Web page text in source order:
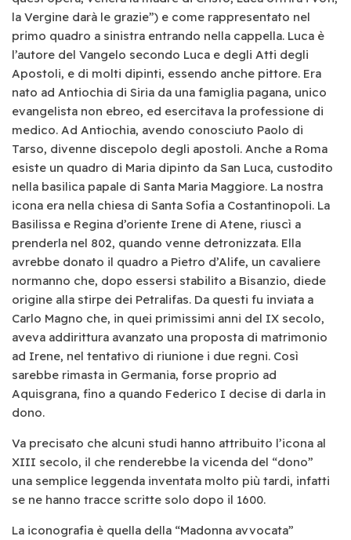
la Vergine darà le grazie”) e come rappresentato nel
primo quadro a sinistra entrando nella cappella. Luca è
l’autore del Vangelo secondo Luca e degli Atti degli
Apostoli, e di molti dipinti, essendo anche pittore. Era
nato ad Antiochia di Siria da una famiglia pagana, unico
evangelista non ebreo, ed esercitava la professione di
medico. Ad Antiochia, avendo conosciuto Paolo di
Tarso, divenne discepolo degli apostoli. Anche a Roma
esiste un quadro di Maria dipinto da San Luca, custodito
nella basilica papale di Santa Maria Maggiore. La nostra
icona era nella chiesa di Santa Sofia a Costantinopoli. La
Basilissa e Regina d’oriente Irene di Atene, riuscì a
prenderla nel 802, quando venne detronizzata. Ella
avrebbe donato il quadro a Pietro d’Alife, un cavaliere
normanno che, dopo essersi stabilito a Bisanzio, diede
origine alla stirpe dei Petralifas. Da questi fu inviata a
Carlo Magno che, in quei primissimi anni del IX secolo,
aveva addirittura avanzato una proposta di matrimonio
ad Irene, nel tentativo di riunione i due regni. Così
sarebbe rimasta in Germania, forse proprio ad
Aquisgrana, fino a quando Federico I decise di darla in
dono.
Va precisato che alcuni studi hanno attribuito l’icona al
XIII secolo, il che renderebbe la vicenda del “dono”
una semplice leggenda inventata molto più tardi, infatti
se ne hanno tracce scritte solo dopo il 1600.
La iconografia è quella della “Madonna avvocata”